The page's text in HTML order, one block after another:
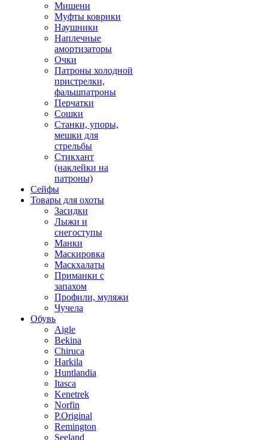
Мишени
Муфты коврики
Наушники
Наплечные
амортизаторы
Очки
Патроны холодной
пристрелки,
фальшпатроны
Перчатки
Сошки
Станки, упоры,
мешки для
стрельбы
Стикхант
(наклейки на
патроны)
Сейфы
Товары для охоты
Засидки
Лыжи и
снегоступы
Манки
Маскировка
Маскхалаты
Приманки с
запахом
Профили, муляжи
Чучела
Обувь
Aigle
Bekina
Chiruсa
Harkila
Huntlandia
Itasca
Kenetrek
Norfin
P.Original
Remington
Seeland